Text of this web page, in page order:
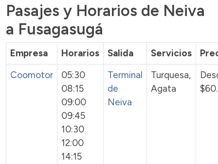
Pasajes y Horarios de Neiva
a Fusagasugá
Empresa Horarios Salida Servicios
Coomotor
05:30
08:15
09:00
09:45
10:30
12:00
14:15
Terminal
de
Neiva
Turquesa,
Agata